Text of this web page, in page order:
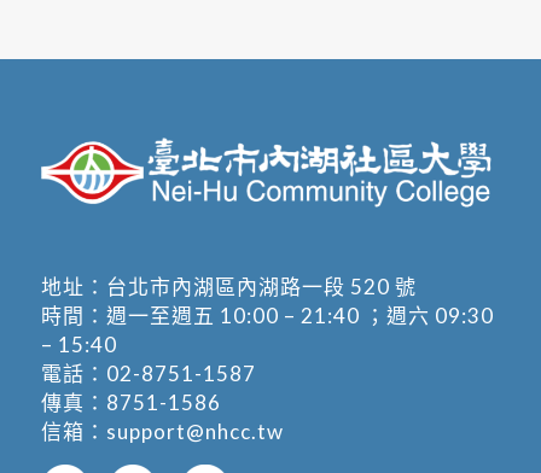
地址： 台北市內湖區內湖路一段 520 號
時間：週一至週五 10:00 – 21:40 ；週六 09:30
– 15:40
電話： 02-8751-1587
傳真：8751-1586
信箱： support@nhcc.tw